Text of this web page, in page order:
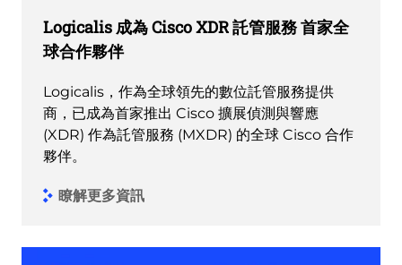
Logicalis 成為 Cisco XDR 託管服務 首家全
球合作夥伴
Logicalis，作為全球領先的數位託管服務提供
商，已成為首家推出 Cisco 擴展偵測與響應
(XDR) 作為託管服務 (MXDR) 的全球 Cisco 合作
夥伴。
瞭解更多資訊